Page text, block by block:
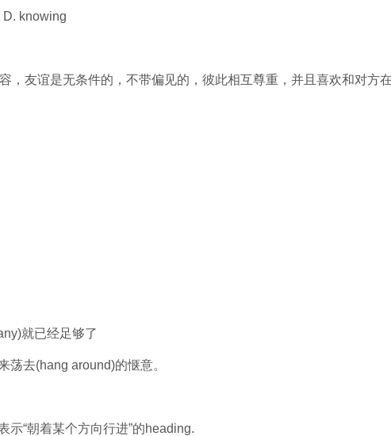
D. knowing
，友谊是无条件的，不带偏见的，彼此相互尊重，并且喜欢和对方
就已经足够了
荡去(hang around)的惬意。
示“朝着某个方向行进”的heading.